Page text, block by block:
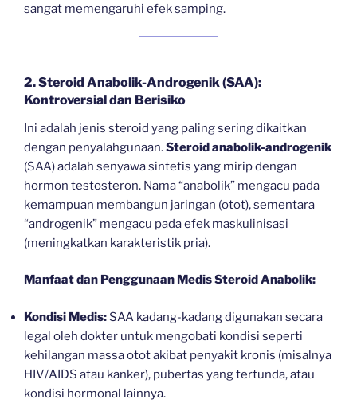
sangat memengaruhi efek samping.
2. Steroid Anabolik-Androgenik (SAA):
Kontroversial dan Berisiko
Ini adalah jenis steroid yang paling sering dikaitkan
dengan penyalahgunaan.Steroid anabolik-androgenik
(SAA) adalah senyawa sintetis yang mirip dengan
hormon testosteron. Nama “anabolik” mengacu pada
kemampuan membangun jaringan (otot), sementara
“androgenik” mengacu pada efek maskulinisasi
(meningkatkan karakteristik pria).
Manfaat dan Penggunaan Medis Steroid Anabolik:
Kondisi Medis: SAA kadang-kadang digunakan secara
legal oleh dokter untuk mengobati kondisi seperti
kehilangan massa otot akibat penyakit kronis (misalnya
HIV/AIDS atau kanker), pubertas yang tertunda, atau
kondisi hormonal lainnya.